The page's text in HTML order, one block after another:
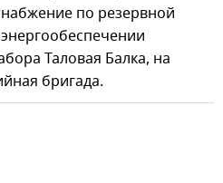
по резервной
Таловая Балка, на
бригада.